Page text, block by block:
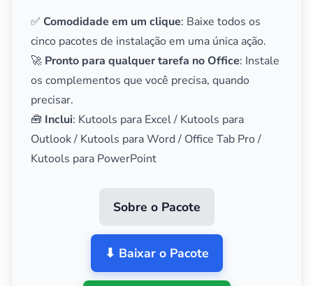
✅ Comodidade em um clique: Baixe todos os
cinco pacotes de instalação em uma única ação.
🚀 Pronto para qualquer tarefa no Office: Instale
os complementos que você precisa, quando
precisar.
🧰 Inclui: Kutools para Excel / Kutools para
Outlook / Kutools para Word / Office Tab Pro /
Kutools para PowerPoint
Sobre o Pacote
⬇ Baixar o Pacote